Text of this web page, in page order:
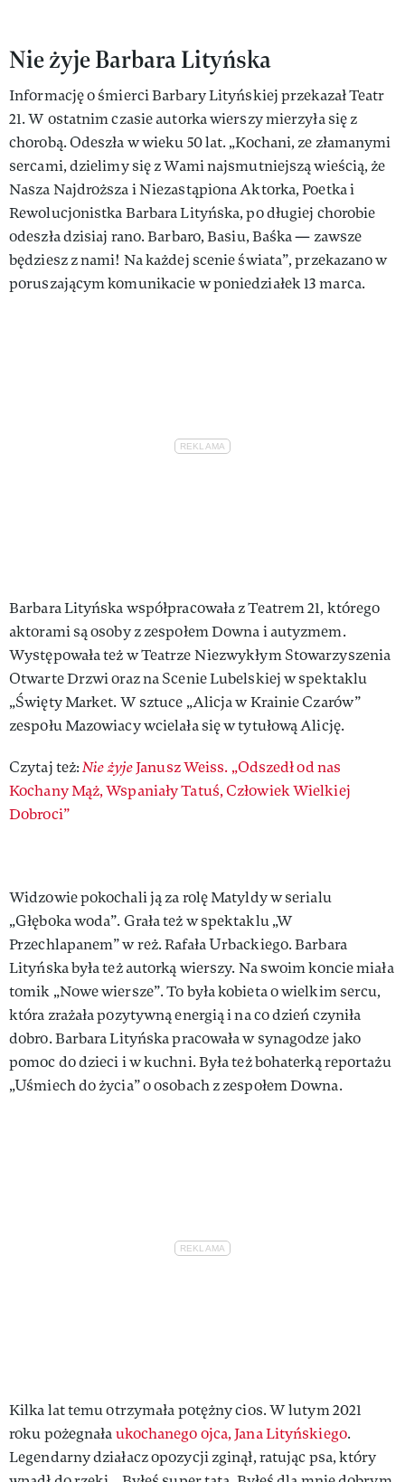
Nie żyje Barbara Lityńska
Informację o śmierci Barbary Lityńskiej przekazał Teatr
21. W ostatnim czasie autorka wierszy mierzyła się z
chorobą. Odeszła w wieku 50 lat. „Kochani, ze złamanymi
sercami, dzielimy się z Wami najsmutniejszą wieścią, że
Nasza Najdroższa i Niezastąpiona Aktorka, Poetka i
Rewolucjonistka Barbara Lityńska, po długiej chorobie
odeszła dzisiaj rano. Barbaro, Basiu, Baśka — zawsze
będziesz z nami! Na każdej scenie świata”, przekazano w
poruszającym komunikacie w poniedziałek 13 marca.
Barbara Lityńska współpracowała z Teatrem 21, którego
aktorami są osoby z zespołem Downa i autyzmem.
Występowała też w Teatrze Niezwykłym Stowarzyszenia
Otwarte Drzwi oraz na Scenie Lubelskiej w spektaklu
„Święty Market. W sztuce „Alicja w Krainie Czarów”
zespołu Mazowiacy wcielała się w tytułową Alicję.
Czytaj też:Nie żyjeJanusz Weiss. „Odszedł od nas
Kochany Mąż, Wspaniały Tatuś, Człowiek Wielkiej
Dobroci”
Widzowie pokochali ją za rolę Matyldy w serialu
„Głęboka woda”. Grała też w spektaklu „W
Przechlapanem” w reż. Rafała Urbackiego. Barbara
Lityńska była też autorką wierszy. Na swoim koncie miała
tomik „Nowe wiersze”. To była kobieta o wielkim sercu,
która zrażała pozytywną energią i na co dzień czyniła
dobro. Barbara Lityńska pracowała w synagodze jako
pomoc do dzieci i w kuchni. Była też bohaterką reportażu
„Uśmiech do życia” o osobach z zespołem Downa.
Kilka lat temu otrzymała potężny cios. W lutym 2021
roku pożegnałaukochanego ojca, Jana Lityńskiego.
Legendarny działacz opozycji zginął, ratując psa, który